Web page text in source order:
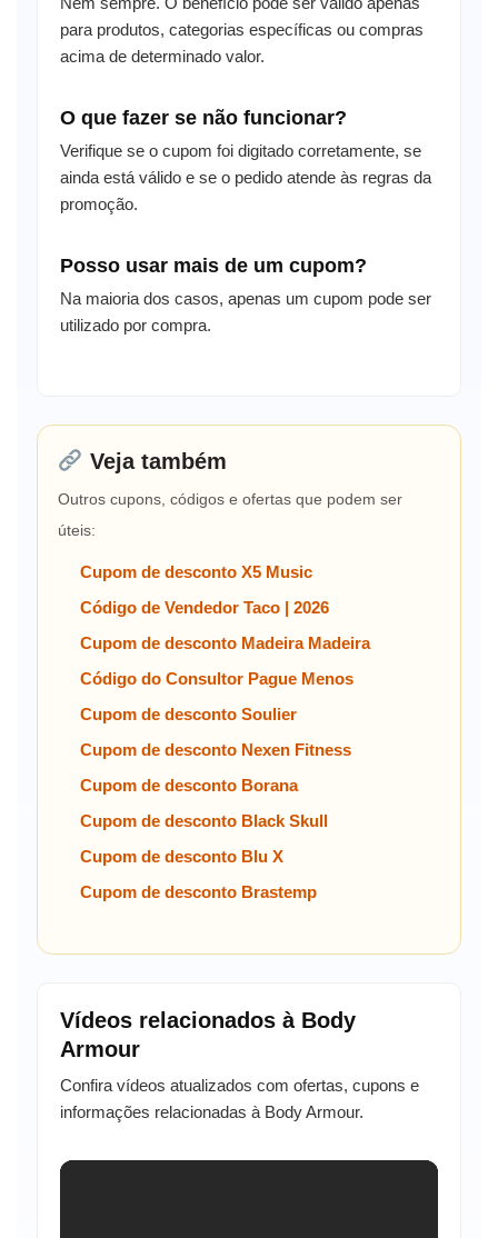
para produtos, categorias específicas ou compras
acima de determinado valor.
O que fazer se não funcionar?
Verifique se o cupom foi digitado corretamente, se
ainda está válido e se o pedido atende às regras da
promoção.
Posso usar mais de um cupom?
Na maioria dos casos, apenas um cupom pode ser
utilizado por compra.
Veja também
Outros cupons, códigos e ofertas que podem ser
úteis:
Cupom de desconto X5 Music
Código de Vendedor Taco | 2026
Cupom de desconto Madeira Madeira
Código do Consultor Pague Menos
Cupom de desconto Soulier
Cupom de desconto Nexen Fitness
Cupom de desconto Borana
Cupom de desconto Black Skull
Cupom de desconto Blu X
Cupom de desconto Brastemp
Vídeos relacionados à Body
Armour
Confira vídeos atualizados com ofertas, cupons e
informações relacionadas à Body Armour.